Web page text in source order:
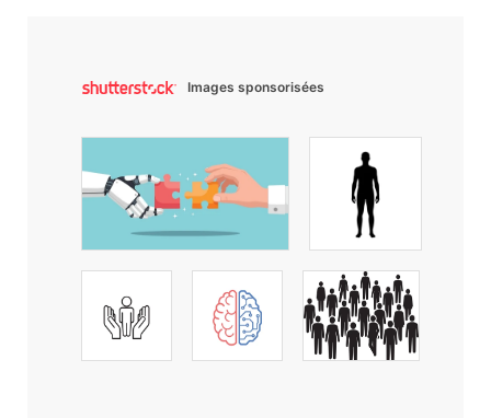
Images sponsorisées